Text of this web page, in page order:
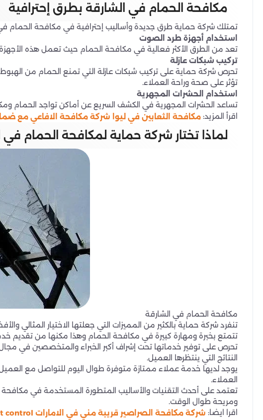
مكافحة الحمام في الشارقة بطرق إحترافية
تمتلك شركة حماية طرق جديدة وأساليب إحترافية في مكافحة
استخدام أجهزة طرد الصوت
تعد من الطرق الأكثر فعالية في مكافحة الحمام حيث تعمل هذه
تركيب شبكات عازلة
تحرص شركة حماية على تركيب شبكات عازلة التي تمنع الحمام من الهبوط
تؤثر على صحة وراحة العملاء.
استخدام الحشرات المجهرية
تساعد الحشرات المجهرية في الكشف السريع عن أماكن تواجد الحمام
اقرأ المزيد: مكافحة الثعابين في ليوا شركة مكافحة الافاعي مع ضمان 6
لماذا تختار شركة حماية لمكافحة الحمام في
مكافحة الحمام في الشارقة
تنفرد شركة حماية بالكثير من المميزات التي جعلتها الاختيار المثالي
تتمتع بخبرة ومهارة كبيرة في مكافحة الحمام وهذا مكنها من تقديم
تحرص على توفير خدماتها تحت إشراف أكبر الخبراء والمتخصصين في
النتائج التي ينتظرها العميل.
يوجد لديها خدمة عملاء ممتازة متوفرة طوال اليوم للتواصل مع
العملاء.
تعتمد على أحدث التقنيات والأساليب المتطورة المستخدمة في مكافحة
ومريحة طوال الوقت.
اقرا ايضا: شركة مكافحة الصراصير قريبة مني في الامارات pest control